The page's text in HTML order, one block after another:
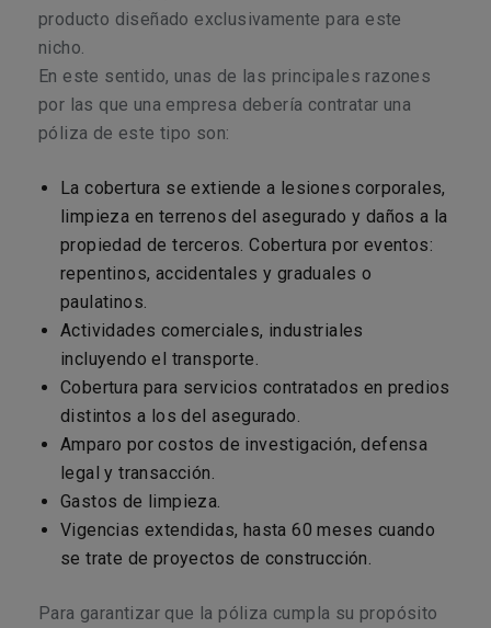
producto diseñado exclusivamente para este
nicho.
En este sentido, unas de las principales razones
por las que una empresa debería contratar una
póliza de este tipo son:
La cobertura se extiende a lesiones corporales,
limpieza en terrenos del asegurado y daños a la
propiedad de terceros. Cobertura por eventos:
repentinos, accidentales y graduales o
paulatinos.
Actividades comerciales, industriales
incluyendo el transporte.
Cobertura para servicios contratados en predios
distintos a los del asegurado.
Amparo por costos de investigación, defensa
legal y transacción.
Gastos de limpieza.
Vigencias extendidas, hasta 60 meses cuando
se trate de proyectos de construcción.
Para garantizar que la póliza cumpla su propósito